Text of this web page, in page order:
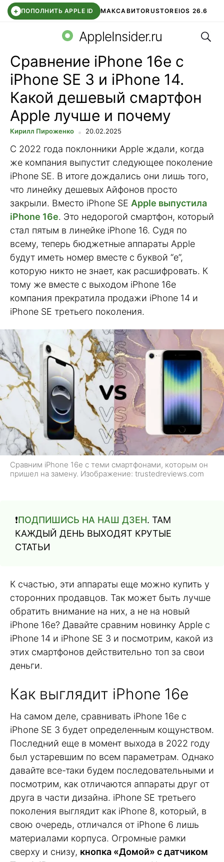
+ ПОПОЛНИТЬ APPLE ID МАКСАВИТОRUSTOREIOS 26.6
СБЕР КИДС ВТБ ОНЛАЙН ЧАТ В ROBLOX
AppleInsider.ru
Сравнение iPhone 16e с
iPhone SE 3 и iPhone 14.
Какой дешевый смартфон
Apple лучше и почему
Кирилл Пироженко 20.02.2025
С 2022 года поклонники Apple ждали, когда
же компания выпустит следующее поколение
iPhone SE. В итоге дождались они лишь того,
что линейку дешевых Айфонов просто
закрыли. Вместо iPhone SE Apple выпустила
iPhone 16e. Это недорогой смартфон, который
стал пятым в линейке iPhone 16. Судя по
всему, теперь бюджетные аппараты Apple
будут иметь номер вместе с буквой “e”,
которую никто не знает, как расшифровать. К
тому же вместе с выходом iPhone 16e
компания прекратила продажи iPhone 14 и
iPhone SE третьего поколения.
Сравним iPhone 16e с теми смартфонами, которым он
пришел на замену. Изображение: trustedreviews.com
❗️ПОДПИШИСЬ НА НАШ ДЗЕН. ТАМ
КАЖДЫЙ ДЕНЬ ВЫХОДЯТ КРУТЫЕ
СТАТЬИ
К счастью, эти аппараты еще можно купить у
сторонних продавцов. Так может быть лучше
обратить внимание на них, а не на новый
iPhone 16e? Давайте сравним новинку Apple с
iPhone 14 и iPhone SE 3 и посмотрим, какой из
этих смартфонов действительно топ за свои
деньги.
Как выглядит iPhone 16e
На самом деле, сравнивать iPhone 16e с
iPhone SE 3 будет определенным кощунством.
Последний еще в момент выхода в 2022 году
был устаревшим по всем параметрам. Однако
давайте все-таки будем последовательными и
посмотрим, как отличаются аппараты друг от
друга в части дизайна. iPhone SE третьего
поколения выглядит как iPhone 8, который, в
свою очередь, отличался от iPhone 6 лишь
материалами корпуса. Огромные рамки
сверху и снизу, кнопка «Домой» с датчиком